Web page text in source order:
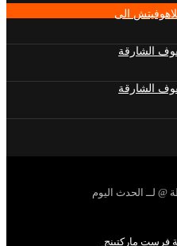
الى
الشارقة
الشارقة
لــ الحدث اليوم
فرست ماركتينج